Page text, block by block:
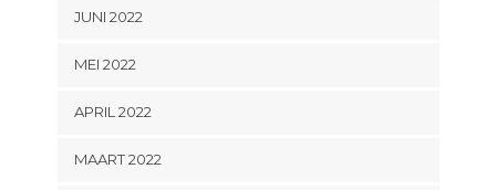
JUNI 2022
MEI 2022
APRIL 2022
MAART 2022